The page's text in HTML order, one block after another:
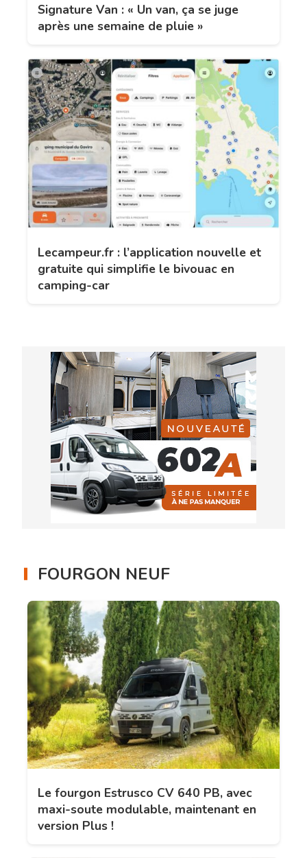
Signature Van : « Un van, ça se juge
après une semaine de pluie »
Lecampeur.fr : l’application nouvelle et
gratuite qui simplifie le bivouac en
camping-car
FOURGON NEUF
Le fourgon Estrusco CV 640 PB, avec
maxi-soute modulable, maintenant en
version Plus !